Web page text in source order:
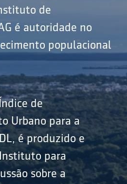
de
é autoridade no
populacional
de
Urbano para a
é produzido e
para
sobre a